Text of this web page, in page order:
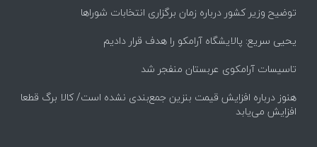
توضیح وزیر کشور درباره زمان برگزاری انتخابات شوراها
یحیی سریع: پالایشگاه آرامکو را هدف قرار دادیم
تاسیسات آرامکوی عربستان منفجر شد
هنوز درباره افزایش قیمت بنزین جمع‌بندی نشده است/ کالا برگ قطعا
افزایش می‌یابد